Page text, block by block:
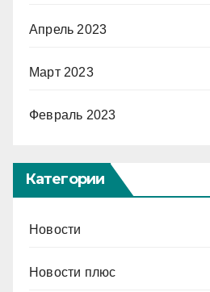
Апрель 2023
Март 2023
Февраль 2023
Категории
Новости
Новости плюс